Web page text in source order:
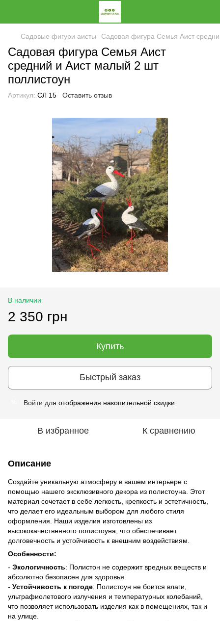
Садовые фигури аисты Садовая фигура Семья Аист
Садовая фигура Семья Аист
средний и Аист малый 2 шт
поллистоун
Артикул: СЛ 15 Оставить отзыв
В наличии
2 350 грн
Купить
Быстрый заказ
Войти для отображения накопительной скидки
В избранное К сравнению
Описание
Создайте уникальную атмосферу в вашем интерьере с
помощью нашего эксклюзивного декора из полистоуна. Этот
материал сочетает в себе легкость, крепкость и эстетичность,
что делает его идеальным выбором для любого стиля
оформления. Наши изделия изготовлены из
высококачественного полистоуна, что обеспечивает
долговечность и устойчивость к внешним воздействиям.
Особенности:
- Экологичность: Полистон не содержит вредных веществ и
абсолютно безопасен для здоровья.
- Устойчивость к погоде: Полистоун не боится влаги,
ультрафиолетового излучения и температурных колебаний,
что позволяет использовать изделия как в помещениях, так и
на улице.